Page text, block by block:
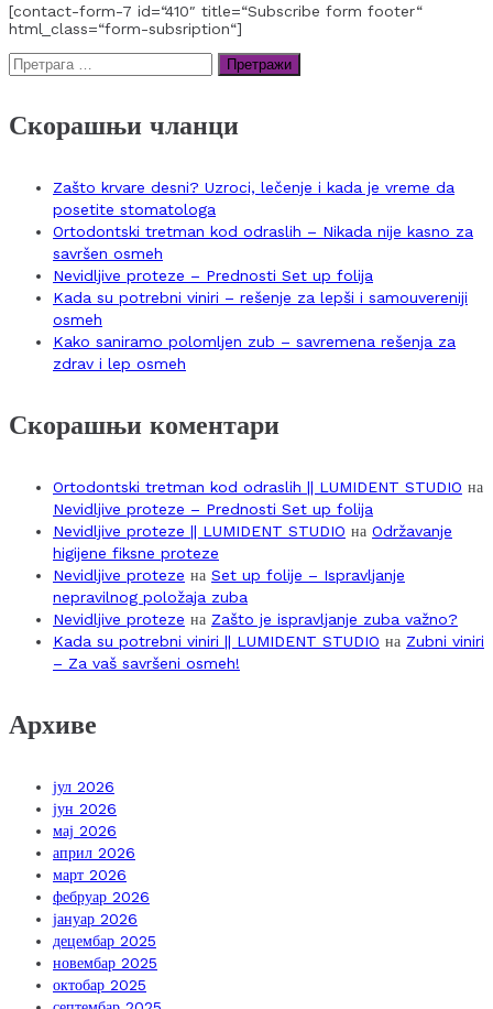
[contact-form-7 id=“410″ title=“Subscribe form footer“
html_class=“form-subsription“]
Претрага
за:
Скорашњи чланци
Zašto krvare desni? Uzroci, lečenje i kada je vreme da
posetite stomatologa
Ortodontski tretman kod odraslih – Nikada nije kasno za
savršen osmeh
Nevidljive proteze – Prednosti Set up folija
Kada su potrebni viniri – rešenje za lepši i samouvereniji
osmeh
Kako saniramo polomljen zub – savremena rešenja za
zdrav i lep osmeh
Скорашњи коментари
Ortodontski tretman kod odraslih || LUMIDENT STUDIO на
Nevidljive proteze – Prednosti Set up folija
Nevidljive proteze || LUMIDENT STUDIO на Održavanje
higijene fiksne proteze
Nevidljive proteze на Set up folije – Ispravljanje
nepravilnog položaja zuba
Nevidljive proteze на Zašto je ispravljanje zuba važno?
Kada su potrebni viniri || LUMIDENT STUDIO на Zubni viniri
– Za vaš savršeni osmeh!
Архиве
јул 2026
јун 2026
мај 2026
април 2026
март 2026
фебруар 2026
јануар 2026
децембар 2025
новембар 2025
октобар 2025